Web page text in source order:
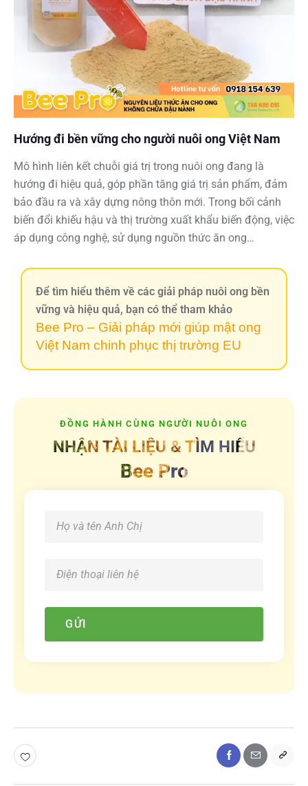
Hướng đi bền vững cho người nuôi ong Việt Nam
Mô hình liên kết chuỗi giá trị trong nuôi ong đang là
hướng đi hiệu quả, góp phần tăng giá trị sản phẩm, đảm
bảo đầu ra và xây dựng nông thôn mới. Trong bối cảnh
biến đổi khiế́u hậu và thị trường xuất khẩu biến động, việc
áp dụng công nghệ, sử dụng nguồn thức ăn ong…
Để tìm hiểu thêm về các giải pháp nuôi ong bền
vững và hiệu quả, bạn có thể tham khảo
Bee Pro – Giải pháp mới giúp mật ong
Việt Nam chinh phục thị trường EU
ĐỒNG HÀNH CÙNG NGƯỜI NUÔI ONG
NHẬN TÀI LIỆU & TÌM HIỂU
Bee Pro
GỬI